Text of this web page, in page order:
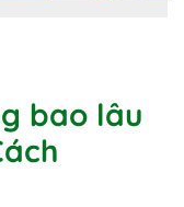
bao lâu